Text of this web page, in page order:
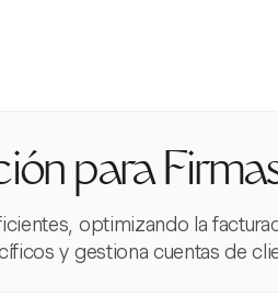
para
optimizando la
y gestiona cuentas de